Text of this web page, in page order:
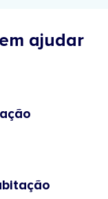
ajudar